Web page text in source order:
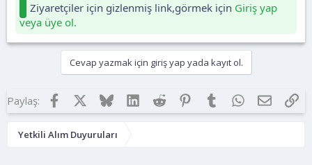
Ziyaretçiler için gizlenmiş link,görmek için Giriş yap
veya üye ol.
Cevap yazmak için giriş yap yada kayıt ol.
Paylaş: Facebook BlueskyLinkedInReddit Pinterest
Tumblr WhatsApp
E-posta
Yetkili Alım Duyuruları